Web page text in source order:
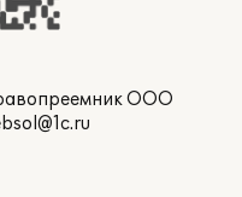
ООО